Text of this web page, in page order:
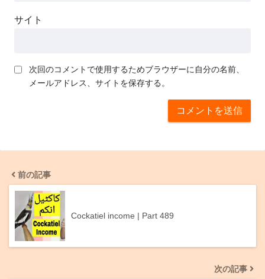
サイト
次回のコメントで使用するためブラウザーに自分の名前、
メールアドレス、サイトを保存する。
前の記事
Cockatiel income | Part 489
次の記事